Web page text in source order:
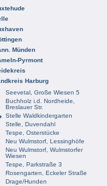
Münden
Pyrmont
Harburg
Seevetal, Große Wiesen 5
Buchholz i.d. Nordheide,
Breslauer Str.
Stelle Waldkindergarten
Stelle, Duvendahl
Tespe, Osterstücke
Neu Wulmstorf, Lessinghöfe
Neu Wulmstorf, Wulmstorfer
Wiesen
Tespe, Parkstraße 3
Rosengarten, Eckeler Straße
Drage/Hunden